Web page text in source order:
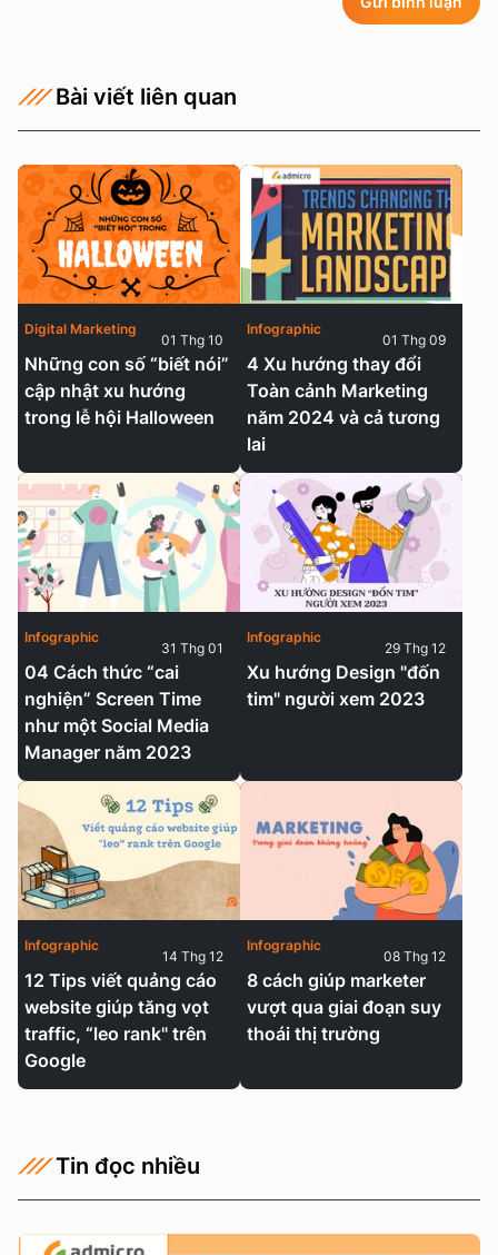
Bài viết liên quan
Những con số “biết nói”
cập nhật xu hướng
trong lễ hội Halloween
Digital Marketing
01 Thg 10
4 Xu hướng thay đổi
Toàn cảnh Marketing
năm 2024 và cả tương
lai
Infographic
01 Thg 09
04 Cách thức “cai
nghiện” Screen Time
như một Social Media
Manager năm 2023
Infographic
31 Thg 01
Xu hướng Design "đốn
tim" người xem 2023
Infographic
29 Thg 12
12 Tips viết quảng cáo
website giúp tăng vọt
traffic, “leo rank" trên
Google
Infographic
14 Thg 12
8 cách giúp marketer
vượt qua giai đoạn suy
thoái thị trường
Infographic
08 Thg 12
Tin đọc nhiều